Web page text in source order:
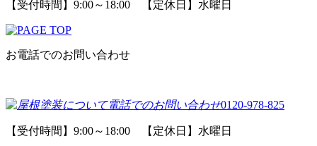
【受付時間】9:00～18:00 【定休日】水曜日
お電話でのお問い合わせ
0120-978-825
【受付時間】9:00～18:00 【定休日】水曜日